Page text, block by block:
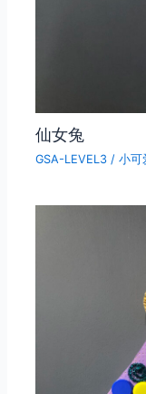
仙女兔
GSA-LEVEL3 /小可